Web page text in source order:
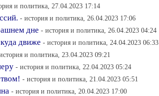
и политика, 27.04.2023 17:14
- история и политика, 26.04.2023 17:06
дне - история и политика, 26.04.2023 04:24
движе - история и политика, 24.04.2023 06:33
и политика, 23.04.2023 09:21
- история и политика, 22.04.2023 05:24
- история и политика, 21.04.2023 05:51
- история и политика, 20.04.2023 17:00